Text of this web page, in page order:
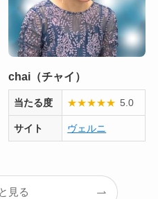
chai（チャイ）
当たる度 ★★★★★ 5.0
サイト ヴェルニ
見る